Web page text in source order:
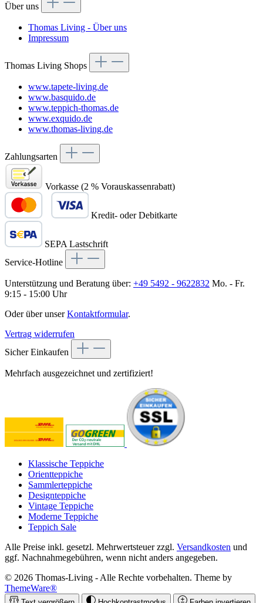
Über uns
Thomas Living - Über uns
Impressum
Thomas Living Shops
www.tapete-living.de
www.basquido.de
www.teppich-thomas.de
www.exquido.de
www.thomas-living.de
Zahlungsarten
Vorkasse (2 % Vorauskassenrabatt)
Kredit- oder Debitkarte
SEPA Lastschrift
Service-Hotline
Unterstützung und Beratung über: +49 5492 - 9622832 Mo. - Fr.
9:15 - 15:00 Uhr
Oder über unserKontaktformular.
Vertrag widerrufen
Sicher Einkaufen
Mehrfach ausgezeichnet und zertifiziert!
Klassische Teppiche
Orientteppiche
Sammlerteppiche
Designteppiche
Vintage Teppiche
Moderne Teppiche
Teppich Sale
Alle Preise inkl. gesetzl. Mehrwertsteuer zzgl. Versandkosten und
ggf. Nachnahmegebühren, wenn nicht anders angegeben.
© 2026 Thomas-Living - Alle Rechte vorbehalten. Theme by
ThemeWare®